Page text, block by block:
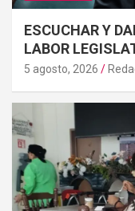
ESCUCHAR Y
LABOR
5 agosto, 2026